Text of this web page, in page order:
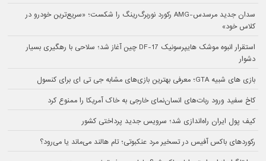
سدان جدید مرسدس-AMG رکورد نوربرگ‌رینگ را شکست؛ «سریع‌ترین خودرو در
کلاس خود»
استقرار انبوه موشک هایپرسونیک DF-17 چین آغاز شد؛ سلاحی با رهگیری بسیار
دشوار
بازی های شبیه GTA؛ معرفی بهترین بازی‌های مشابه جی تی ای برای کنسول
کاخ سفید ورود ربات‌های انسان‌نمای خارجی به خاک آمریکا را ممنوع کرد
کیف پول ایران راه‌اندازی شد؛ سرویس جدید پرداختی کشور
رکوردهای باکس آفیس در تسخیر مرد عنکبوتی؛ تام هالند می‌ماند یا می‌رود؟